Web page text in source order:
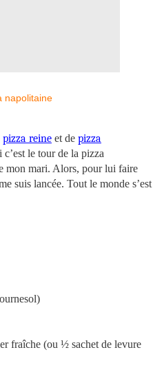
pizza reine et de pizza
le tour de la pizza
mon mari. Alors, pour lui faire
suis lancée. Tout le monde s’est
fraîche (ou ½ sachet de levure